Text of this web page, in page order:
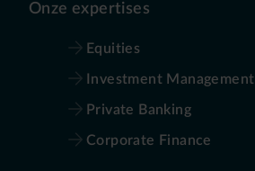
Onze expertises
Equities
Investment Management
Private Banking
Corporate Finance